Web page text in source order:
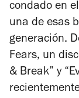
condado en
una de esas
generación.
Fears, un
& Break” y